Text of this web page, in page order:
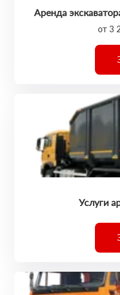
Аренда
от 3
Услуги